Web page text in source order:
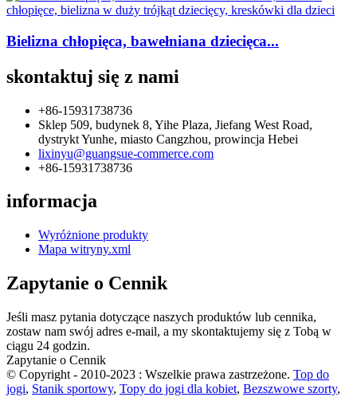
Bielizna chłopięca, bawełniana dziecięca...
skontaktuj się z nami
+86-15931738736
Sklep 509, budynek 8, Yihe Plaza, Jiefang West Road,
dystrykt Yunhe, miasto Cangzhou, prowincja Hebei
lixinyu@guangsue-commerce.com
+86-15931738736
informacja
Wyróżnione produkty
Mapa witryny.xml
Zapytanie o Cennik
Jeśli masz pytania dotyczące naszych produktów lub cennika,
zostaw nam swój adres e-mail, a my skontaktujemy się z Tobą w
ciągu 24 godzin.
Zapytanie o Cennik
© Copyright - 2010-2023 : Wszelkie prawa zastrzeżone. Top do
jogi, Stanik sportowy, Topy do jogi dla kobiet, Bezszwowe szorty,